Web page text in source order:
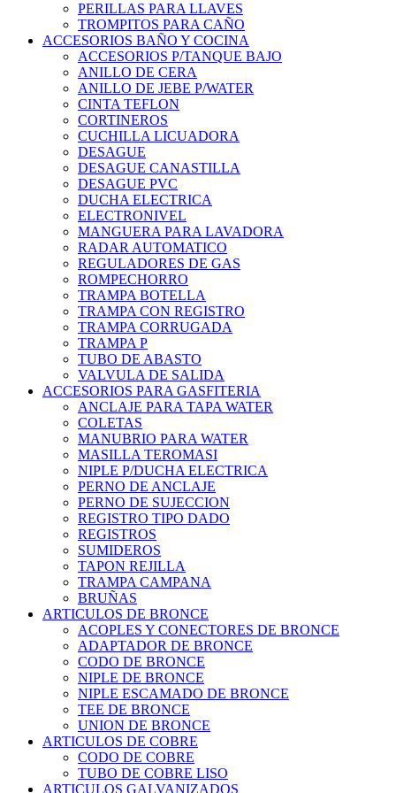
PERILLAS PARA LLAVES
TROMPITOS PARA CAÑO
ACCESORIOS BAÑO Y COCINA
ACCESORIOS P/TANQUE BAJO
ANILLO DE CERA
ANILLO DE JEBE P/WATER
CINTA TEFLON
CORTINEROS
CUCHILLA LICUADORA
DESAGUE
DESAGUE CANASTILLA
DESAGUE PVC
DUCHA ELECTRICA
ELECTRONIVEL
MANGUERA PARA LAVADORA
RADAR AUTOMATICO
REGULADORES DE GAS
ROMPECHORRO
TRAMPA BOTELLA
TRAMPA CON REGISTRO
TRAMPA CORRUGADA
TRAMPA P
TUBO DE ABASTO
VALVULA DE SALIDA
ACCESORIOS PARA GASFITERIA
ANCLAJE PARA TAPA WATER
COLETAS
MANUBRIO PARA WATER
MASILLA TEROMASI
NIPLE P/DUCHA ELECTRICA
PERNO DE ANCLAJE
PERNO DE SUJECCION
REGISTRO TIPO DADO
REGISTROS
SUMIDEROS
TAPON REJILLA
TRAMPA CAMPANA
BRUÑAS
ARTICULOS DE BRONCE
ACOPLES Y CONECTORES DE BRONCE
ADAPTADOR DE BRONCE
CODO DE BRONCE
NIPLE DE BRONCE
NIPLE ESCAMADO DE BRONCE
TEE DE BRONCE
UNION DE BRONCE
ARTICULOS DE COBRE
CODO DE COBRE
TUBO DE COBRE LISO
ARTICULOS GALVANIZADOS